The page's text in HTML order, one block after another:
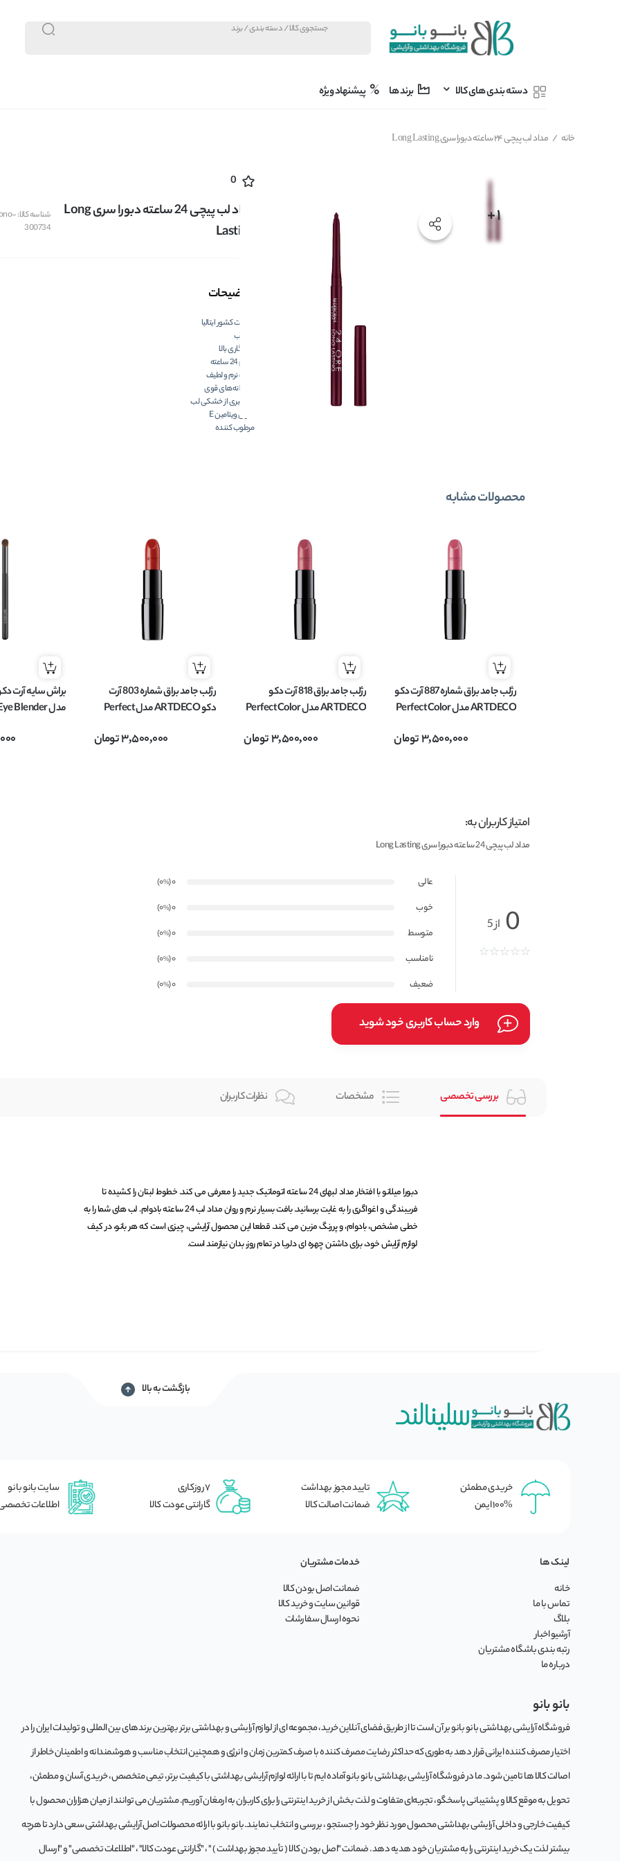
دسته بندی های کالا برند ها پیشنهاد ویژه
خانه / مداد لب پیچی 24 ساعته دبورا سری Long Lasting
0
مداد لب پیچی 24 ساعته دبورا سری Long
Lasting
شناسه کالا:bno-
300734
توضیحات
ساخت کشور ایتالیا
ضد آب
ماندگاری بالا
دوام 24 ساعته
بافت نرم و لطیف
رنگدانه‌های قوی
جلوگیری از خشکی لب
حاوی ویتامین E
مرطوب کننده
محصولات مشابه
رژلب جامد براق شماره 887 آرت دکو
ARTDECO مدل Perfect Color
3,500,000تومان
رژلب جامد براق 818 آرت دکو
ARTDECO مدل Perfect Color
3,500,000تومان
رژلب جامد براق شماره 803 آرت
دکو ARTDECO مدل Perfect
3,500,000تومان
مدل Profi Eye Blender
امتیاز کاربران به:
مداد لب پیچی 24 ساعته دبورا سری Long Lasting
0 از 5
عالی 0
(0
%
)
خوب
0
(0
%
)
متوسط
0
(0
%
)
نامناسب
0
(0
%
)
ضعیف
0
(0
%
)
وارد حساب کاربری خود شوید
بررسی تخصصی مشخصات نظرات کاربران
دبورا میلانو با افتخار مداد لبهای 24 ساعته اتوماتیک جدید را معرفی می کند. خطوط لبتان را کشیده تا
فریبندگی و اغواگری را به غایت برسانید. بافت بسیار نرم و روان مداد لب 24 ساعته بادوام. لب های شما را به
خطی مشخص، بادوام، و پررنگ مزین می کند. قطعا این محصول آرایشی، چیزی است که هر بانو، در کیف
لوازم آرایش خود، برای داشتن چهره ای دلربا در تمام روز، بدان نیازمند است.
بازگشت به بالا
خریدی مطمئن
100% ایمن
تایید مجوز بهداشت
ضمانت اصالت کالا
7 روزکاری
گارانتی عودت کالا
سایت بانو بانو
اطلاعات
لینک ها
خانه
تماس با ما
بلاگ
آرشیو اخبار
رتبه بندی باشگاه مشتریان
درباره ما
خدمات مشتریان
ضمانت اصل بودن کالا
قوانین سایت و خرید کالا
نحوه ارسال سفارشات
بانو بانو
فروشگاه آرایشی بهداشتی بانو بانو بر آن است تا از طریق فضای آنلاین خرید، مجموعه‌ ای از لوازم آرایشی و بهداشتی برتر بهترین برندهای بین المللی و تولیدات ایران را در
اختیار مصرف کننده ایرانی قرار دهد به طوری که حداکثر رضایت مصرف کننده با صرف کمترین زمان و انرژی و همچنین انتخاب مناسب و هوشمندانه و اطمینان خاطر از
اصالت کالا ها تامین شود. ما در فروشگاه آرایشی بهداشتی بانو بانو آماده ایم تا با ارائه لوازم آرایشی بهداشتی با کیفیت برتر، تیمی متخصص، خریدی آسان و مطمئن،
تحویل به موقع کالا و پشتیبانی پاسخگو، تجربه‌ای متفاوت و لذت بخش از خرید اینترنتی را برای کاربران به ارمغان آوریم. مشتريان می توانند از ميان هزاران محصول با
کيفيت خارجی و داخلی آرایشی بهداشتی محصول مورد نظر خود را جستجو ، بررسی و انتخاب نمايند.بانو بانو با ارائه محصولات اصل آرایشی بهداشتی سعی دارد تا هرچه
بیشتر لذت یک خرید اینترنتی را به مشتریان خود هدیه دهد. ضمانت "اصل بودن کالا ( تأیید مجوز بهداشت ) " ، "گارانتی عودت کالا" ، "اطلاعات تخصصی" و "ارسال